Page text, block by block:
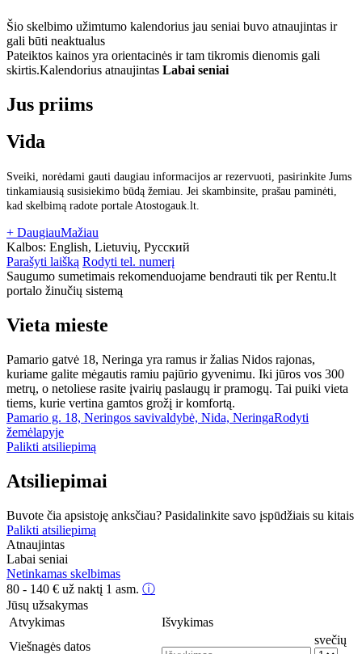
Šio skelbimo užimtumo kalendorius jau seniai buvo atnaujintas ir
gali būti neaktualus
Pateiktos kainos yra orientacinės ir tam tikromis dienomis gali
skirtis.Kalendorius atnaujintas Labai seniai
Jus priims
Vida
Sveiki, norėdami gauti daugiau informacijos ar rezervuoti, pasirinkite Jums
tinkamiausią susisiekimo būdą žemiau. Jei skambinsite, prašau paminėti,
kad skelbimą radote portale Atostogauk.lt.
+ DaugiauMažiau
Kalbos: English, Lietuvių, Русский
Parašyti laišką Rodyti tel. numerį
Saugumo sumetimais rekomenduojame bendrauti tik per Rentu.lt
portalo žinučių sistemą
Vieta mieste
Pamario gatvė 18, Neringa yra ramus ir žalias Nidos rajonas,
kuriame galite mėgautis ramiu pajūrio gyvenimu. Iki jūros vos 300
metrų, o netoliese rasite įvairių paslaugų ir pramogų. Tai puiki vieta
tiems, kurie vertina gamtos grožį ir komfortą.
Pamario g. 18, Neringos savivaldybė, Nida, NeringaRodyti
žemėlapyje
Palikti atsiliepimą
Atsiliepimai
Buvote čia apsistoję anksčiau? Pasidalinkite savo įspūdžiais su kitais
Palikti atsiliepimą
Atnaujintas
Labai seniai
Netinkamas skelbimas
80 - 140 € už naktį 1 asm. ⓘ
Jūsų užsakymas
Atvykimas
Išvykimas
Viešnagės datos
svečių